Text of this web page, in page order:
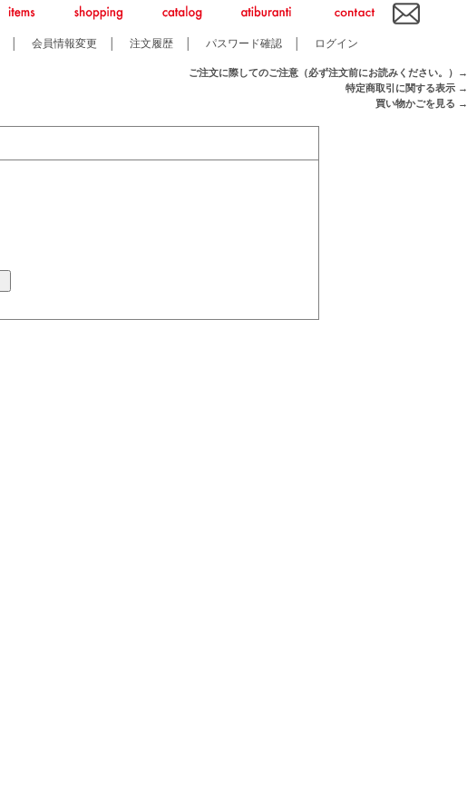
会員情報変更 注文履歴 パスワード確認 ログイン
ご注文に際してのご注意（必ず注文前にお読みください。）→
特定商取引に関する表示 →
買い物かごを見る →